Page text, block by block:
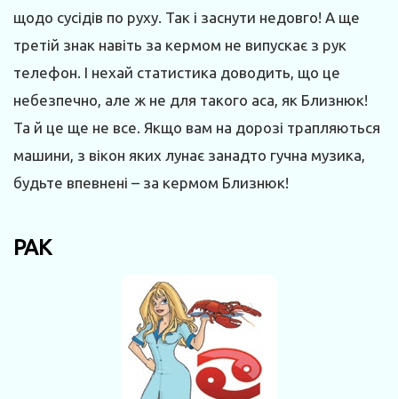
щодо сусідів по руху. Так і заснути недовго! А ще
третій знак навіть за кермом не випускає з рук
телефон. І нехай статистика доводить, що це
небезпечно, але ж не для такого аса, як Близнюк!
Та й це ще не все. Якщо вам на дорозі трапляються
машини, з вікон яких лунає занадто гучна музика,
будьте впевнені – за кермом Близнюк!
РАК